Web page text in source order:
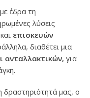
με έδρα τη
λύσεις
επισκευών
διαθέτει μια
ανταλλακτικών, για
δραστηριότητά μας, ο